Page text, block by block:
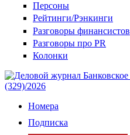
Персоны
Рейтинги/Рэнкинги
Разговоры финансистов
Разговоры про PR
Колонки
Номера
Подписка